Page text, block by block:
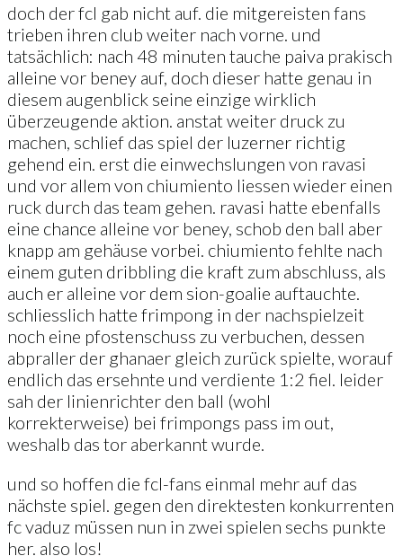
doch der fcl gab nicht auf. die mitgereisten fans
trieben ihren club weiter nach vorne. und
tatsächlich: nach 48 minuten tauche paiva prakisch
alleine vor beney auf, doch dieser hatte genau in
diesem augenblick seine einzige wirklich
überzeugende aktion. anstat weiter druck zu
machen, schlief das spiel der luzerner richtig
gehend ein. erst die einwechslungen von ravasi
und vor allem von chiumiento liessen wieder einen
ruck durch das team gehen. ravasi hatte ebenfalls
eine chance alleine vor beney, schob den ball aber
knapp am gehäuse vorbei. chiumiento fehlte nach
einem guten dribbling die kraft zum abschluss, als
auch er alleine vor dem sion-goalie auftauchte.
schliesslich hatte frimpong in der nachspielzeit
noch eine pfostenschuss zu verbuchen, dessen
abpraller der ghanaer gleich zurück spielte, worauf
endlich das ersehnte und verdiente 1:2 fiel. leider
sah der linienrichter den ball (wohl
korrekterweise) bei frimpongs pass im out,
weshalb das tor aberkannt wurde.
und so hoffen die fcl-fans einmal mehr auf das
nächste spiel. gegen den direktesten konkurrenten
fc vaduz müssen nun in zwei spielen sechs punkte
her. also los!